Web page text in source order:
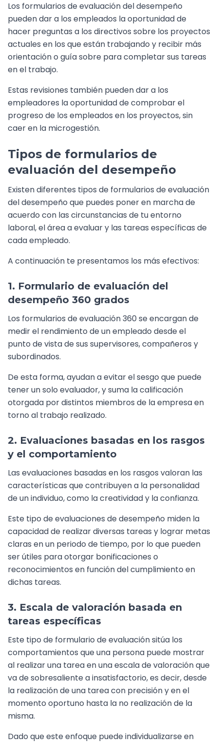
Los formularios de evaluación del desempeño
pueden dar a los empleados la oportunidad de
hacer preguntas a los directivos sobre los proyectos
actuales en los que están trabajando y recibir más
orientación o guía sobre para completar sus tareas
en el trabajo.
Estas revisiones también pueden dar a los
empleadores la oportunidad de comprobar el
progreso de los empleados en los proyectos, sin
caer en la microgestión.
Tipos de formularios de
evaluación del desempeño
Existen diferentes tipos de formularios de evaluación
del desempeño que puedes poner en marcha de
acuerdo con las circunstancias de tu entorno
laboral, el área a evaluar y las tareas específicas de
cada empleado.
A continuación te presentamos los más efectivos:
1. Formulario de evaluación del
desempeño 360 grados
Los formularios de evaluación 360 se encargan de
medir el rendimiento de un empleado desde el
punto de vista de sus supervisores, compañeros y
subordinados.
De esta forma, ayudan a evitar el sesgo que puede
tener un solo evaluador, y suma la calificación
otorgada por distintos miembros de la empresa en
torno al trabajo realizado.
2. Evaluaciones basadas en los rasgos
y el comportamiento
Las evaluaciones basadas en los rasgos valoran las
características que contribuyen a la personalidad
de un individuo, como la creatividad y la confianza.
Este tipo de evaluaciones de desempeño miden la
capacidad de realizar diversas tareas y lograr metas
claras en un periodo de tiempo, por lo que pueden
ser útiles para otorgar bonificaciones o
reconocimientos en función del cumplimiento en
dichas tareas.
3. Escala de valoración basada en
tareas específicas
Este tipo de formulario de evaluación sitúa los
comportamientos que una persona puede mostrar
al realizar una tarea en una escala de valoración que
va de sobresaliente a insatisfactorio, es decir, desde
la realización de una tarea con precisión y en el
momento oportuno hasta la no realización de la
misma.
Dado que este enfoque puede individualizarse en